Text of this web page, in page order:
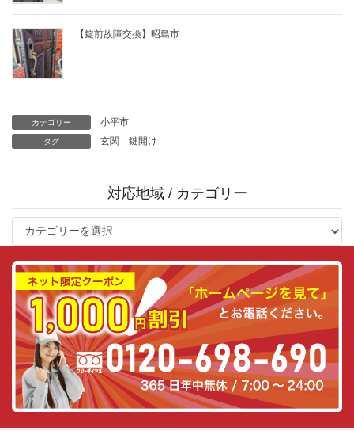
【錠前故障交換】昭島市
カテゴリー 小平市
タグ 玄関 鍵開け
対応地域 / カテゴリー
応
地
カ
テ
ゴ
リ
ー